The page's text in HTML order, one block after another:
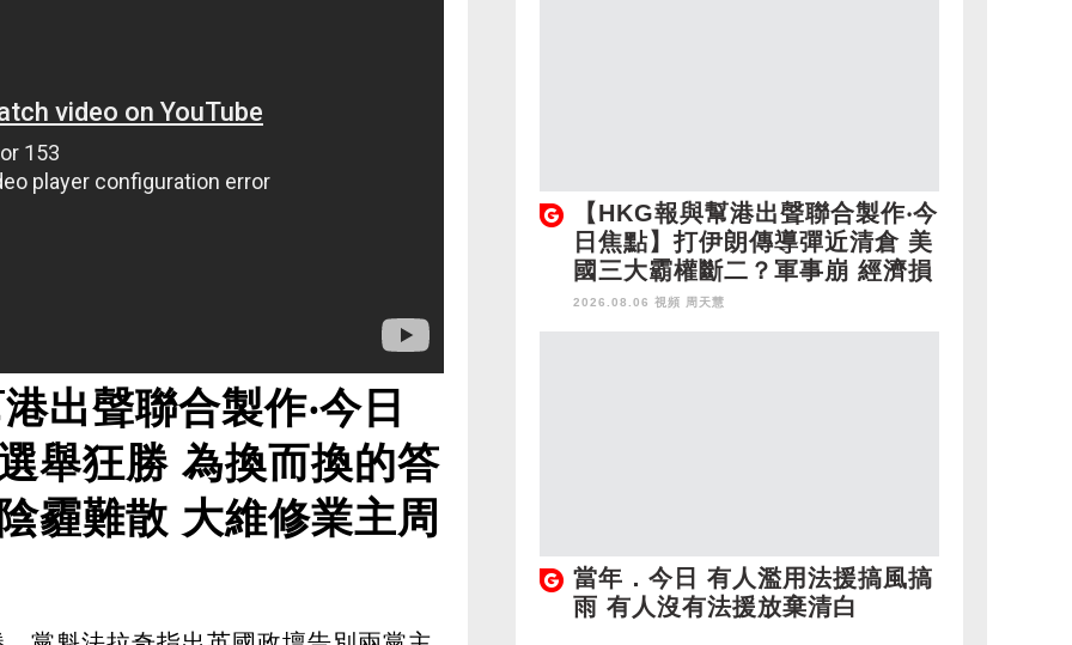
出聲聯合製作‧今日
舉狂勝 為換而換的答
霾難散 大維修業主周
【HKG報與幫港出聲聯合製作‧今
日焦點】打伊朗傳導彈近清倉 美
國三大霸權斷二？軍事崩 經濟損
2026.08.06 視頻 周天慧
當年．今日 有人濫用法援搞風搞
雨 有人沒有法援放棄清白